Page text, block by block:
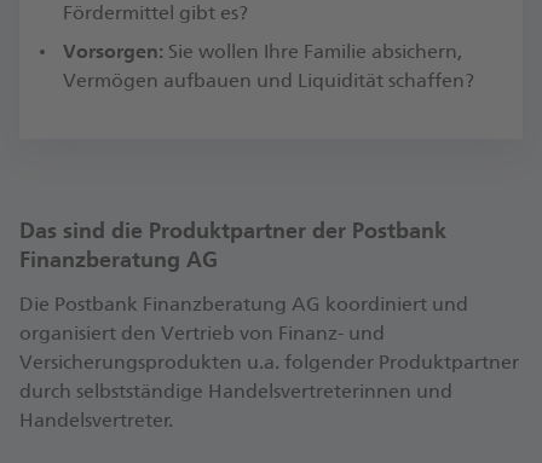
Fördermittel gibt es?
Vorsorgen: Sie wollen Ihre Familie absichern,
Vermögen aufbauen und Liquidität schaffen?
Das sind die Produktpartner der Postbank
Finanzberatung AG
Die Postbank Finanzberatung AG koordiniert und
organisiert den Vertrieb von Finanz- und
Versicherungsprodukten u.a. folgender Produktpartner
durch selbstständige Handelsvertreterinnen und
Handelsvertreter.